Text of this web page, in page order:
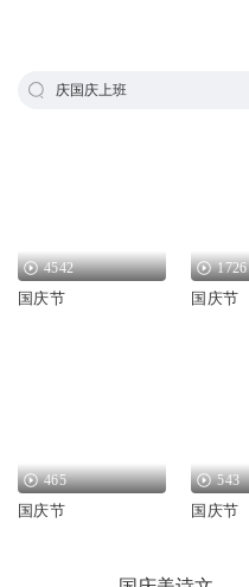
庆国庆上班
4542
国庆节
1726
国庆节
465
国庆节
543
国庆节